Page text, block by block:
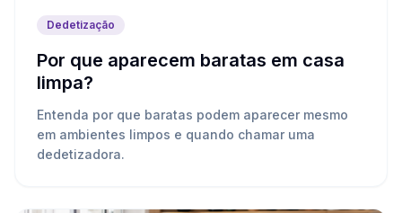
Dedetização
Por que aparecem baratas em casa
limpa?
Entenda por que baratas podem aparecer mesmo
em ambientes limpos e quando chamar uma
dedetizadora.